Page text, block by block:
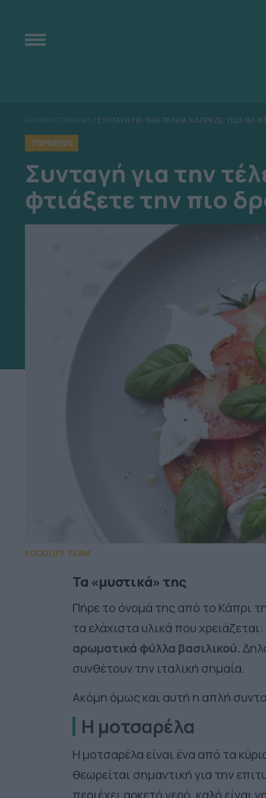
ΑΡΧΙΚΗ / TOPNEWS / ΣΥΝΤΑΓΗ ΓΙΑ ΤΗΝ ΤΕΛΕΙΑ ΚΑΠΡΕΖΕ: ΠΩΣ ΘΑ
TOPNEWS
Συνταγή για την
φτιάξετε την πιο
FOODLIFE TEAM
Τα «μυστικά» της
Πήρε το όνομά της από το Κάπρι
τα ελάχιστα υλικά που χρειάζεται:
αρωματικά φύλλα βασιλικού.
συνθέτουν την ιταλική σημαία.
Ακόμη όμως και αυτή η απλή
Η μοτσαρέλα
Η μοτσαρέλα είναι ένα από τα
θεωρείται σημαντική για την